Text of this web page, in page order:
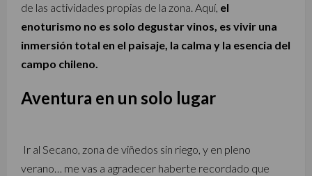
de las actividades propias de la zona. Aquí, el
enoturismo no es solo degustar vinos, es vivir una
inmersión total en el paisaje, la calma y la esencia del
campo chileno.
Aventura en un solo lugar
Ir al Secano, zona de viñedos sin riego, y en pleno
verano… me vas a agradecer haberte recordado que